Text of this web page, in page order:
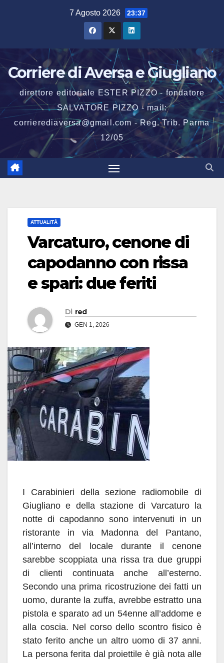
7 Agosto 2026 23:37
Corriere di Aversa e Giugliano
direttore editoriale ESTER PIZZO - fondatore
SALVATORE PIZZO - mail:
corrierediaversa@gmail.com - Reg. Trib. Parma
12/05
ATTUALITÀ
Varcaturo, cenone di
capodanno con rissa
e spari: due feriti
Di red
GEN 1, 2026
I Carabinieri della sezione radiomobile di
Giugliano e della stazione di Varcaturo la
notte di capodanno sono intervenuti in un
ristorante in via Madonna del Pantano,
all’interno del locale durante il cenone
sarebbe scoppiata una rissa tra due gruppi
di clienti continuata anche all’esterno.
Secondo una prima ricostruzione dei fatti un
uomo, durante la zuffa, avrebbe estratto una
pistola e sparato ad un 54enne all’addome e
alla coscia. Nel corso dello scontro fisico è
stato ferito anche un altro uomo di 37 anni.
La persona ferita dal proiettile è già nota alle